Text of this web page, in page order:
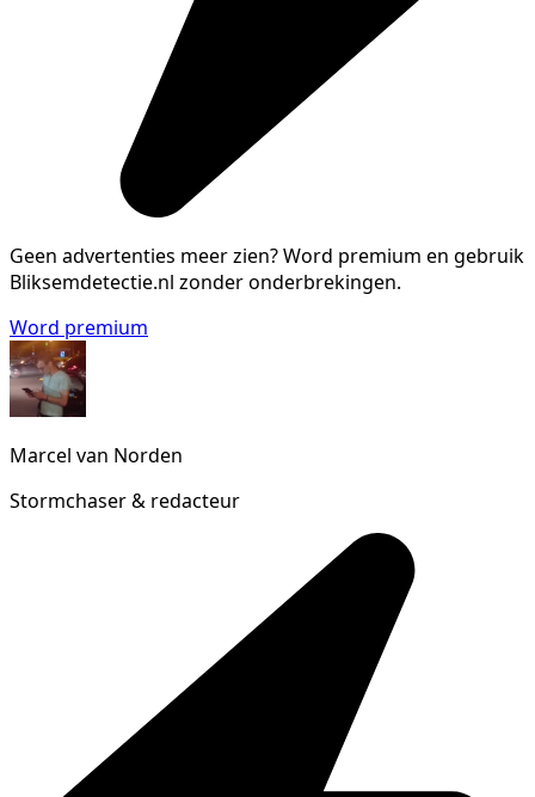
Geen advertenties meer zien?Word premium en gebruik
Bliksemdetectie.nl zonder onderbrekingen.
Word premium
Marcel van Norden
Stormchaser & redacteur